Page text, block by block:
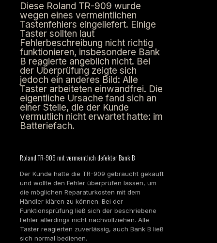
Diese Roland TR-909 wurde
wegen eines vermeintlichen
Tastenfehlers eingeliefert. Einige
Taster sollten laut
Fehlerbeschreibung nicht richtig
funktionieren, insbesondere Bank
B reagierte angeblich nicht. Bei
der Überprüfung zeigte sich
jedoch ein anderes Bild: Alle
Taster arbeiteten einwandfrei. Die
eigentliche Ursache fand sich an
einer Stelle, die der Kunde
vermutlich nicht erwartet hatte: im
Batteriefach.
Roland TR-909 mit vermeintlich defekter Bank B
Der Kunde hatte die TR-909 gebraucht gekauft
und wollte den Fehler überprüfen lassen, um
die möglichen Reparaturkosten mit dem
Händler klären zu können. Bei der
Funktionsprüfung ließ sich der beschriebene
Fehler allerdings nicht nachvollziehen. Alle
Taster reagierten zuverlässig, auch Bank B ließ
sich normal bedienen.